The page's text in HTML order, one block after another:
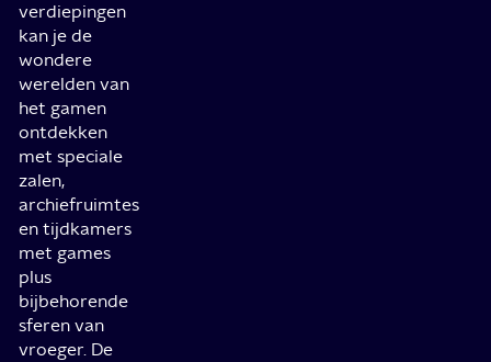
verdiepingen
kan je de
wondere
werelden van
het gamen
ontdekken
met speciale
zalen,
archiefruimtes
en tijdkamers
met games
plus
bijbehorende
sferen van
vroeger. De